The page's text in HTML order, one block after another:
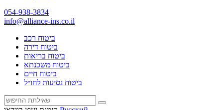
054-938-3834
info@alliance-ins.co.il
ביטוח רכב
ביטוח דירה
ביטוח בריאות
ביטוח משכנתא
ביטוח חיים
ביטוח נסיעות לחו״ל